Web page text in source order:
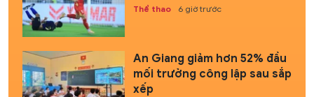
Thể thao 6 giờ trước
An Giang giảm hơn 52% đầu
mối trường công lập sau sắp
xếp